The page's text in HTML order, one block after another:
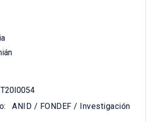
ANID / FONDEF / Investigación